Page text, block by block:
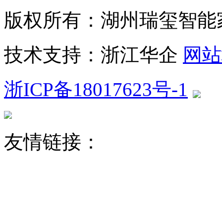
版权所有：湖州瑞玺智能
技术支持：浙江华企 网
浙ICP备18017623号-1
友情链接：